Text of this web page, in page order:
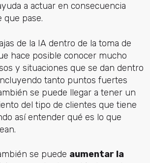
a actuar en consecuencia
que pase.
de la IA dentro de la toma de
hace posible conocer mucho
y situaciones que se dan dentro
tanto puntos fuertes
se puede llegar a tener un
del tipo de clientes que tiene
así entender qué es lo que
se puede aumentar la